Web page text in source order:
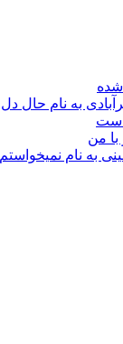
شده
به نام حال دل
با من
به نام نمیخواستم